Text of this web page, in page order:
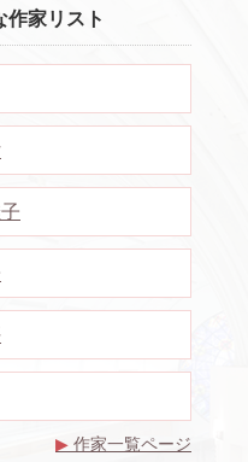
作家リスト
▶ 作家一覧ページ